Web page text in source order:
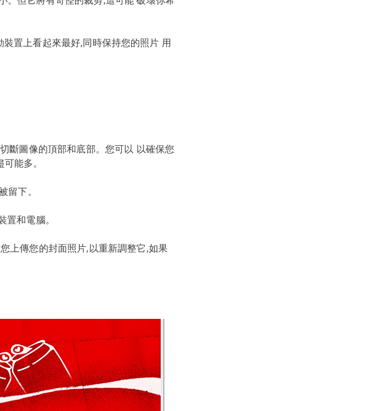
置上看起來最好,同時保持您的照片 用
斷圖像的頂部和底部。您可以 以確保您
能多。
留下。
和電腦。
上傳您的封面照片,以重新調整它,如果